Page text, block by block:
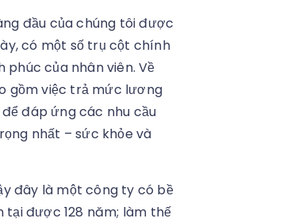
đầu của chúng tôi được
có một số trụ cột chính
phúc của nhân viên. Về
gồm việc trả mức lương
đáp ứng các nhu cầu
nhất – sức khỏe và
đây là một công ty có bề
tại được 128 năm; làm thế